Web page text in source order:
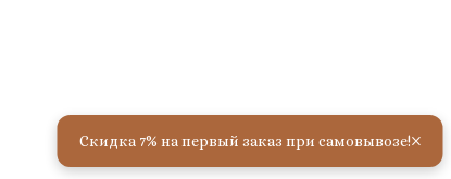
Скидка 7% на первый заказ при самовывозе!×